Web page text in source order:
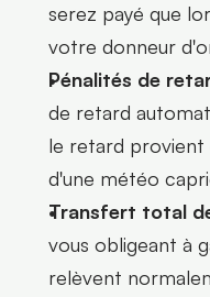
serez payé que
votre donneur
Pénalités de
de retard
le retard provient
d'une météo
Transfert total
vous obligeant à
relèvent